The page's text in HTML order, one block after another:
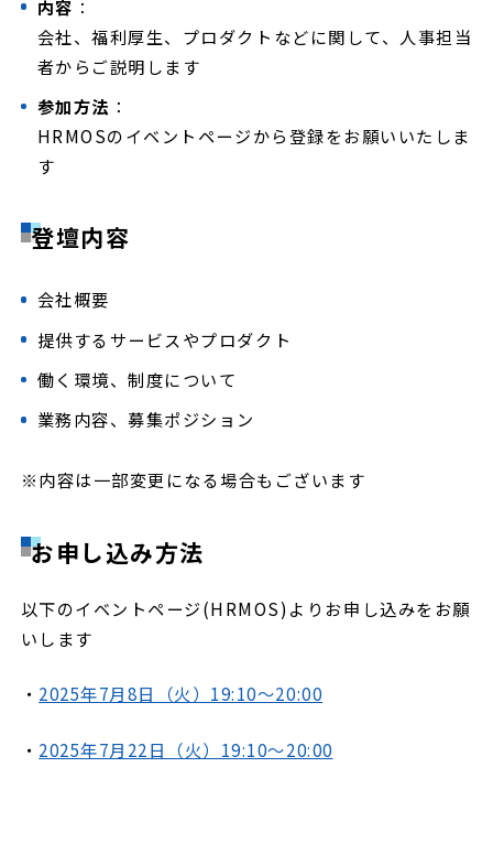
内容 ：
会社、福利厚生、プロダクトなどに関して、人事担当
者からご説明します
参加方法 ：
HRMOSのイベントページから登録をお願いいたしま
す
登壇内容
会社概要
提供するサービスやプロダクト
働く環境、制度について
業務内容、募集ポジション
※内容は一部変更になる場合もございます
お申し込み方法
以下のイベントページ(HRMOS)よりお申し込みをお願
いします
・ 2025年7月8日（火）19:10～20:00
・ 2025年7月22日（火）19:10～20:00